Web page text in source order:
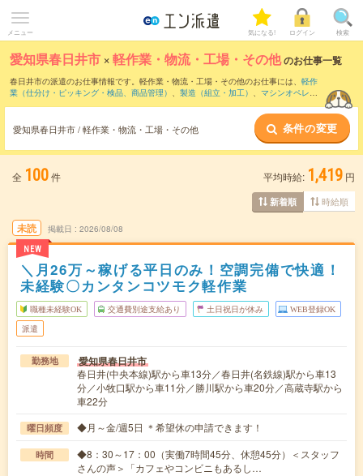
メニュー 気になる! ログイン 検索
愛知県春日井市 ×軽作業・物流・工場・その他のお仕事一覧
春日井市の派遣のお仕事情報です。軽作業・物流・工場・その他のお仕事には、 軽作
業（仕分け・ピッキング・検品、商品管理） 、 製造（組立・加工） 、 マシンオペレー
愛知県春日井市 / 軽作業・物流・工場・その他 条件の変更
全 100件 平均時給: 1,419 円
新着順 時給順
未読
NEW
掲載日 2026/08/08
＼月26万～稼げる平日のみ！空調完備で快適！
未経験〇カンタンコツモク軽作業
職種未経験OK 交通費別途支給あり 土日祝日が休み WEB登録OK
派遣
勤務地 愛知県春日井市
春日井(中央本線)駅から車13分／春日井(名鉄線)駅から車13
分／小牧口駅から車11分／勝川駅から車20分／高蔵寺駅から
車22分
曜日頻度 ◆月～金/週5日 ＊希望休の申請できます！
時間
◆8：30～17：00（実働7時間45分、休憩45分）＜スタッフ
さんの声＞「カフェやコンビニもあるし…